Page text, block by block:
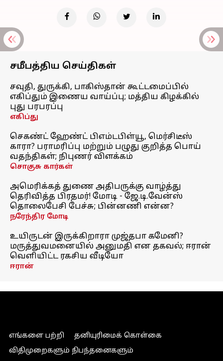
சமீபத்திய செய்திகள்
சவுதி, துருக்கி, பாகிஸ்தான் கூட்டமைப்பில்
எகிப்தும் இணைய வாய்ப்பு; மத்திய கிழக்கில்
புது பரபரப்பு
எகிப்து
செகண்ட் ஹேண்ட் பிஎம்டபிள்யூ, மெர்சிடீஸ்
காரா? பராமரிப்பு மற்றும் பழுது குறித்த பொய்
வதந்திகள்; நிபுணர் விளக்கம்
சொகுசு கார்கள்
அமெரிக்கத் துணை அதிபருக்கு வாழ்த்து
தெரிவித்த பிரதமர்! மோடி - ஜே.டி.வேன்ஸ்
தொலைபேசி பேச்சு; பின்னணி என்ன?
நரேந்திர மோடி
உயிருடன் இருக்கிறாரா முஜ்தபா கமேனி?
மருத்துவமனையில் அனுமதி என தகவல்; ஈரான்
வெளியிட்ட ரகசிய வீடியோ
ஈரான்
எங்களை பற்றி
தனியுரிமைக் கொள்கை
விதிமுறைகளும் நிபந்தனைகளும்